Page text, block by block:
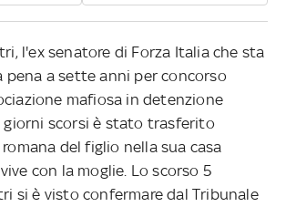
l'ex senatore di Forza Italia che sta
pena a sette anni per concorso
mafiosa in detenzione
giorni scorsi è stato trasferito
del figlio nella sua casa
con la moglie. Lo scorso 5
si è visto confermare dal Tribunale